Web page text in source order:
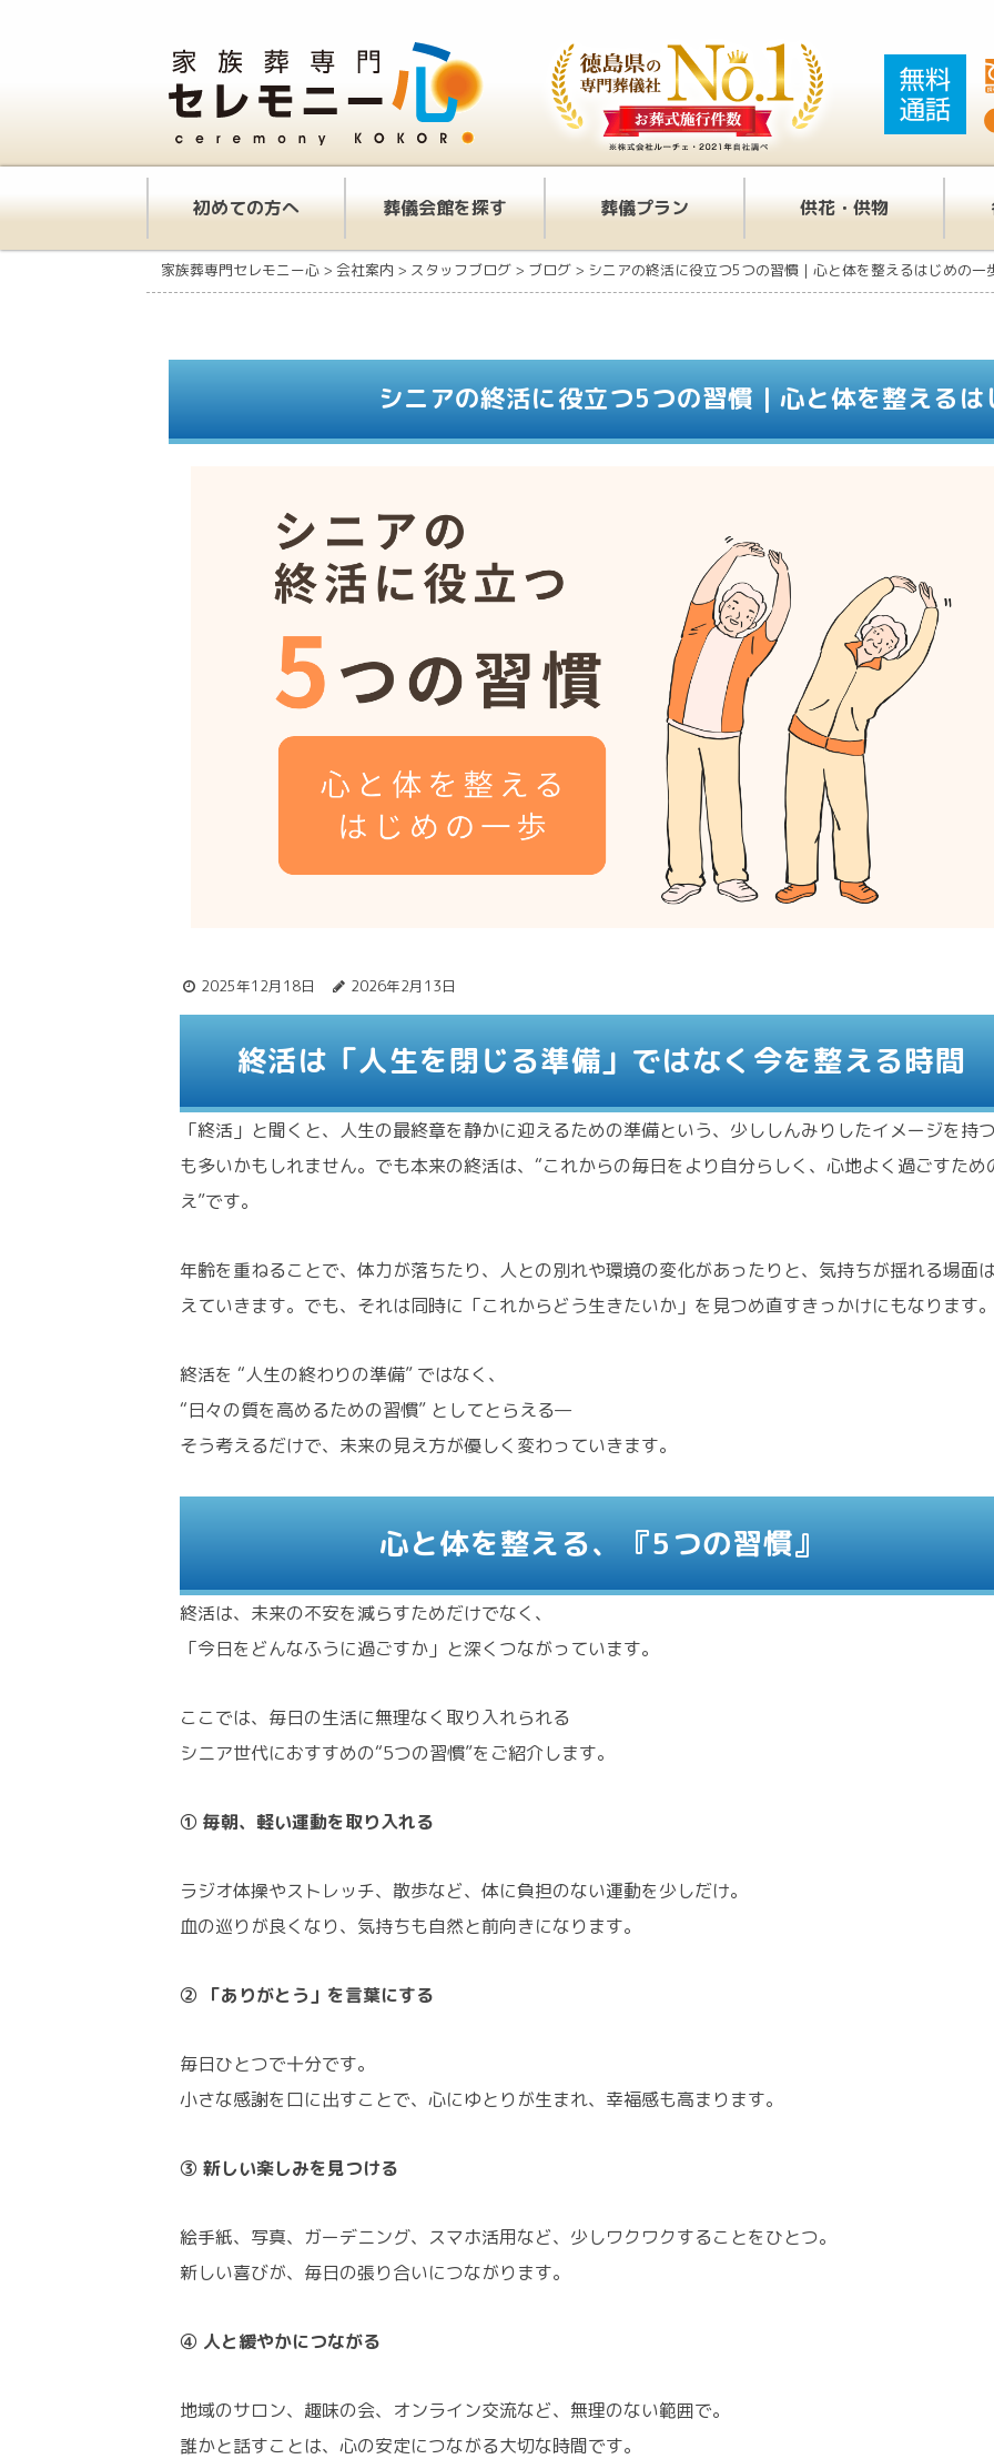
初めての方へ 葬儀会館を探す 葬儀プラン 供花・供物
家族葬専門セレモニー心> 会社案内 > スタッフブログ> ブログ> シニアの終活に役立つ5つの習慣｜心と体を整えるはじめの一
シニアの終活に役立つ5つの習慣｜心と体を整えるは
2025年12月18日 2026年2月13日
終活は「人生を閉じる準備」ではなく今を整える時間
「終活」と聞くと、人生の最終章を静かに迎えるための準備という、少ししんみりしたイメージを持
も多いかもしれません。でも本来の終活は、“これからの毎日をより自分らしく、心地よく過ごすため
え”です。
年齢を重ねることで、体力が落ちたり、人との別れや環境の変化があったりと、気持ちが揺れる場面
えていきます。でも、それは同時に「これからどう生きたいか」を見つめ直すきっかけにもなります。
終活を “人生の終わりの準備” ではなく、
“日々の質を高めるための習慣” としてとらえる—
そう考えるだけで、未来の見え方が優しく変わっていきます。
心と体を整える、『5つの習慣』
終活は、未来の不安を減らすためだけでなく、
「今日をどんなふうに過ごすか」と深くつながっています。
ここでは、毎日の生活に無理なく取り入れられる
シニア世代におすすめの“5つの習慣”をご紹介します。
① 毎朝、軽い運動を取り入れる
ラジオ体操やストレッチ、散歩など、体に負担のない運動を少しだけ。
血の巡りが良くなり、気持ちも自然と前向きになります。
② 「ありがとう」を言葉にする
毎日ひとつで十分です。
小さな感謝を口に出すことで、心にゆとりが生まれ、幸福感も高まります。
③ 新しい楽しみを見つける
絵手紙、写真、ガーデニング、スマホ活用など、少しワクワクすることをひとつ。
新しい喜びが、毎日の張り合いにつながります。
④ 人と緩やかにつながる
地域のサロン、趣味の会、オンライン交流など、無理のない範囲で。
誰かと話すことは、心の安定につながる大切な時間です。